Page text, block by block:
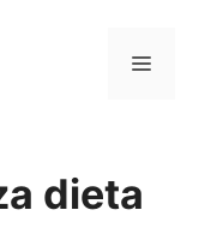
MENU
dieta